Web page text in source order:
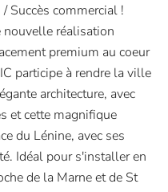
Succès commercial !
nouvelle réalisation
premium au coeur
participe à rendre la ville
architecture, avec
et cette magnifique
du Lénine, avec ses
Idéal pour s'installer en
de la Marne et de St